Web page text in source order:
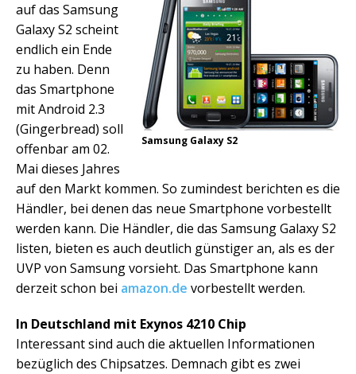
Samsung Galaxy S2
auf das Samsung
Galaxy S2 scheint
endlich ein Ende
zu haben. Denn
das Smartphone
mit Android 2.3
(Gingerbread) soll
offenbar am 02.
Mai dieses Jahres
auf den Markt kommen. So zumindest berichten es die
Händler, bei denen das neue Smartphone vorbestellt
werden kann. Die Händler, die das Samsung Galaxy S2
listen, bieten es auch deutlich günstiger an, als es der
UVP von Samsung vorsieht. Das Smartphone kann
derzeit schon bei amazon.de vorbestellt werden.
In Deutschland mit Exynos 4210 Chip
Interessant sind auch die aktuellen Informationen
bezüglich des Chipsatzes. Demnach gibt es zwei